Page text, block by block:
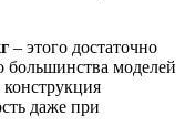
– этого достаточно
большинства моделей
даже при